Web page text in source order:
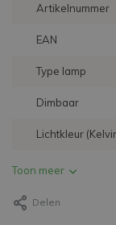
Artikelnummer
EAN
Type lamp
Dimbaar
Lichtkleur
Toon meer
Delen